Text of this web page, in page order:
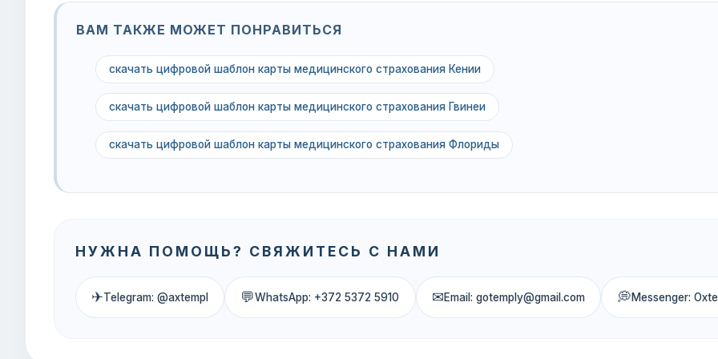
ВАМ ТАКЖЕ МОЖЕТ ПОНРАВИТЬСЯ
скачать цифровой шаблон карты медицинского страхования Кении
скачать цифровой шаблон карты медицинского страхования Гвинеи
скачать цифровой шаблон карты медицинского страхования Флориды
НУЖНА ПОМОЩЬ? СВЯЖИТЕСЬ С НАМИ
✈Telegram: @axtempl 💬WhatsApp: +372 5372 5910 ✉Email: gotemply@gmail.com 💭Messenger: